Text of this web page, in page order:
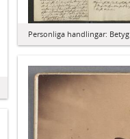
Personliga handlingar: Betyg